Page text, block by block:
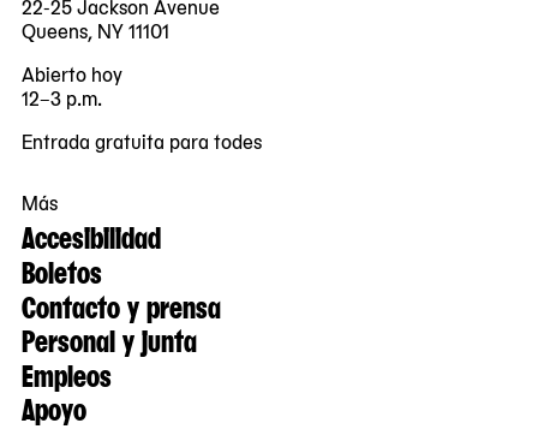
Queens, NY 11101
Abierto hoy
12–3 p.m.
Entrada gratuita para todes
Más
Accesibilidad
Boletos
Contacto y prensa
Personal y junta
Empleos
Apoyo